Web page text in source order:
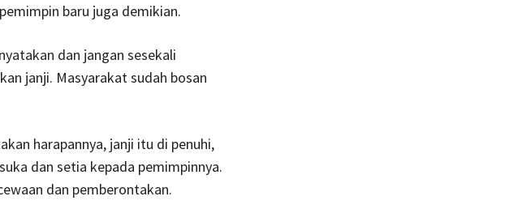
baru juga demikian.
dan jangan sesekali
janji. Masyarakat sudah bosan
harapannya, janji itu di penuhi,
dan setia kepada pemimpinnya.
dan pemberontakan.